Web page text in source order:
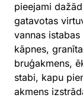
pieejami
gatavotas
vannas
kāpnes,
bruģakmens,
stabi, kapu
akmens